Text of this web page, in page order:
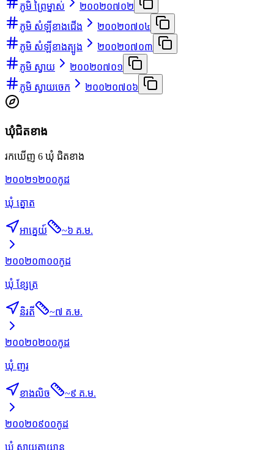
ភូមិ ព្រៃម្នាស់
២០០២០៧០២
ភូមិ សំឡីខាងជើង
២០០២០៧០៤
ភូមិ សំឡីខាងត្បូង
២០០២០៧០៣
ភូមិ ស្វាយ
២០០២០៧០១
ភូមិ ស្វាយចេក
២០០២០៧០៦
ឃុំជិតខាង
រកឃើញ 6 ឃុំ ជិតខាង
២០០២១២០០កូដ
ឃុំ ត្នោត
អាគ្នេយ៍ ~៦ គ.ម.
២០០២០៣០០កូដ
ឃុំ ខ្សែត្រ
និរតី ~៧ គ.ម.
២០០២០២០០កូដ
ឃុំ ញរ
ខាងលិច ~៩ គ.ម.
២០០២០៩០០កូដ
ឃុំ ស្វាយតាយាន